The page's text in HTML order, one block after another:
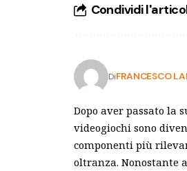
Condividi
DiFRANCESCO
Dopo aver passato la
videogiochi sono
componenti più
oltranza. Nonostante